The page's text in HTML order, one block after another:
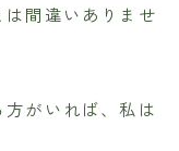
間違いありませ
がいれば、私は